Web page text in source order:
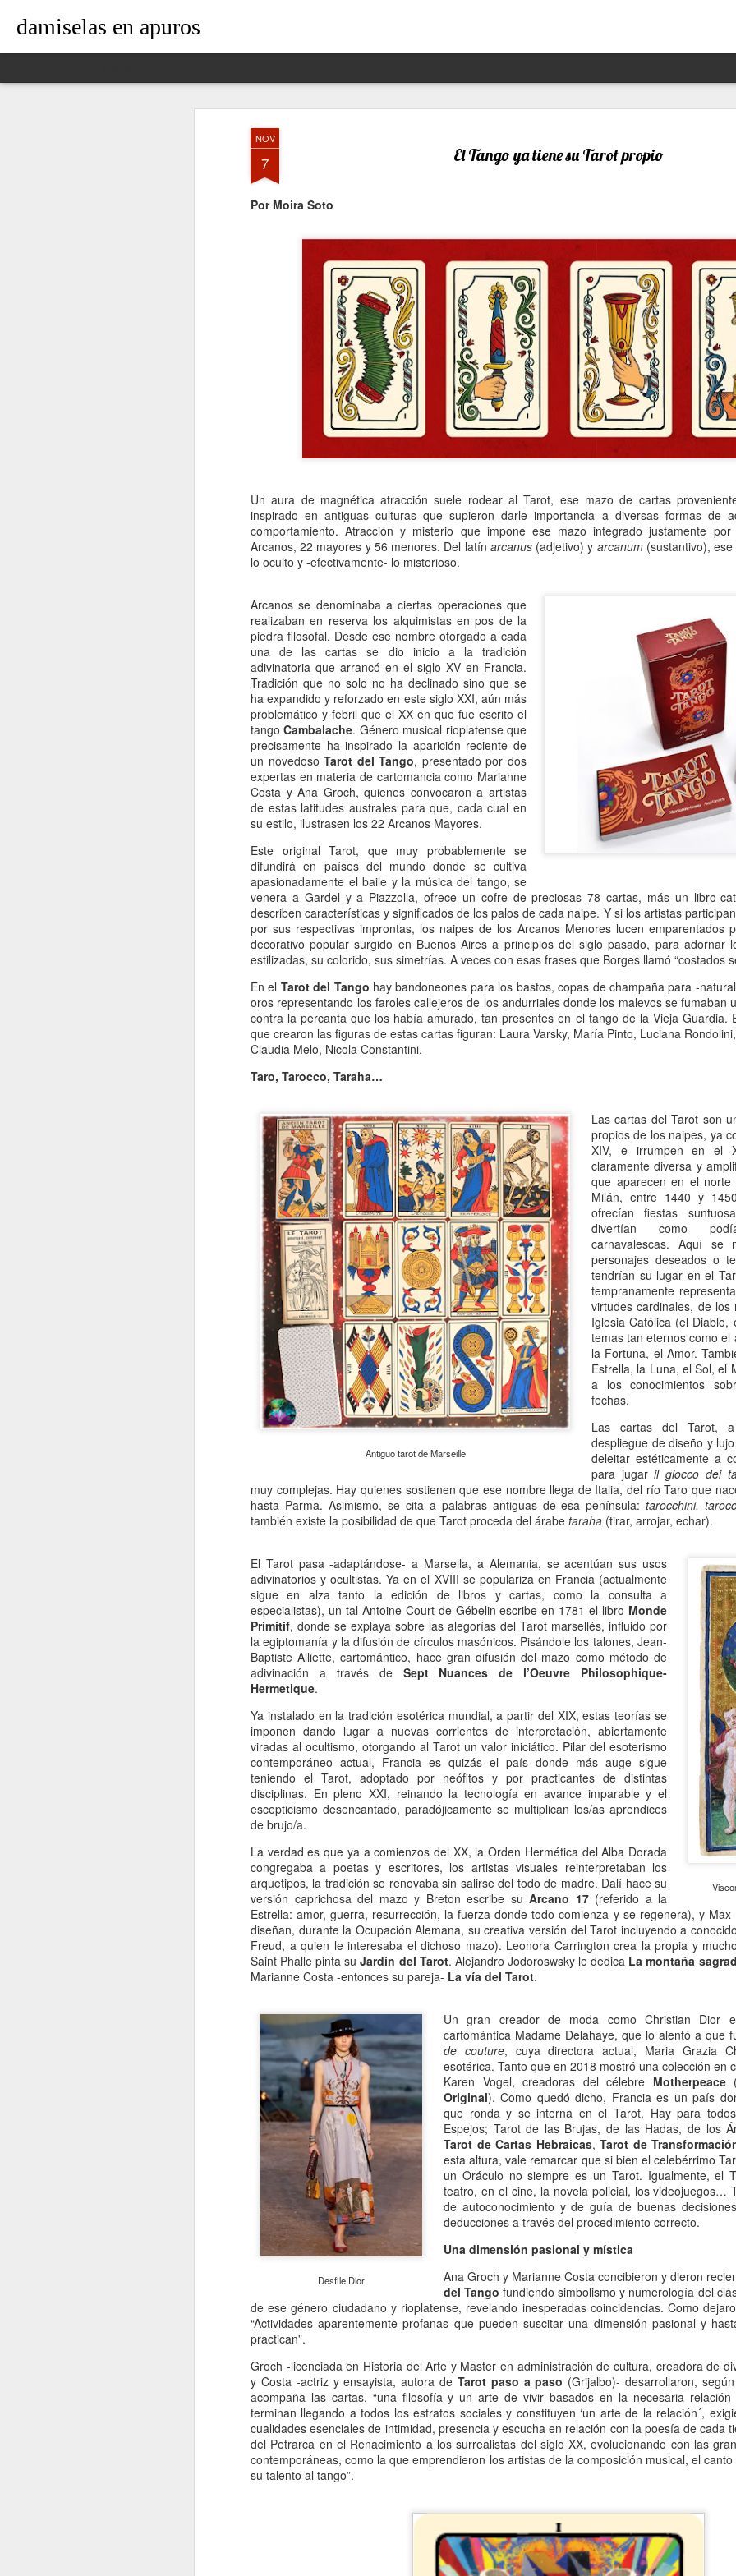
NOV
7 El Tango ya tiene su Tarot propio
Por Moira Soto
Un aura de magnética atracción suele rodear al Tarot, ese mazo de cartas
inspirado en antiguas culturas que supieron darle importancia a diversas formas de
comportamiento. Atracción y misterio que impone ese mazo integrado justamente
Arcanos, 22 mayores y 56 menores. Del latín arcanus (adjetivo) y arcanum(sustantivo), ese
lo oculto y -efectivamente- lo misterioso.
Arcanos se denominaba a ciertas operaciones que
realizaban en reserva los alquimistas en pos de la
piedra filosofal. Desde ese nombre otorgado a cada
una de las cartas se dio inicio a la tradición
adivinatoria que arrancó en el siglo XV en Francia.
Tradición que no solo no ha declinado sino que se
ha expandido y reforzado en este siglo XXI, aún más
problemático y febril que el XX en que fue escrito el
tangoCambalache. Género musical rioplatense que
precisamente ha inspirado la aparición reciente de
un novedosoTarot del Tango, presentado por dos
expertas en materia de cartomancia como Marianne
Costa y Ana Groch, quienes convocaron a artistas
de estas latitudes australes para que, cada cual en
su estilo, ilustrasen los 22 Arcanos Mayores.
Este original Tarot, que muy probablemente se
difundirá en países del mundo donde se cultiva
apasionadamente el baile y la música del tango, se
venera a Gardel y a Piazzolla, ofrece un cofre de preciosas 78 cartas, más un libro-
describen características y significados de los palos de cada naipe. Y si los artistas
por sus respectivas improntas, los naipes de los Arcanos Menores lucen emparentados
decorativo popular surgido en Buenos Aires a principios del siglo pasado, para adornar
estilizadas, su colorido, sus simetrías. A veces con esas frases que Borges llamó “costados
En el Tarot del Tango hay bandoneones para los bastos, copas de champaña para -
oros representando los faroles callejeros de los andurriales donde los malevos se fumaban
contra la percanta que los había amurado, tan presentes en el tango de la Vieja Guardia.
que crearon las figuras de estas cartas figuran: Laura Varsky, María Pinto, Luciana
Claudia Melo, Nicola Constantini.
Taro, Tarocco, Taraha…
Antiguo tarot de Marseille
Las cartas del Tarot son
propios de los naipes, ya
XIV, e irrumpen en el
claramente diversa y
que aparecen en el
Milán, entre 1440 y
ofrecían fiestas
divertían como
carnavalescas. Aquí se
personajes deseados o
tendrían su lugar en el
tempranamente
virtudes cardinales, de
Iglesia Católica (el Diablo,
temas tan eternos como
la Fortuna, el Amor.
Estrella, la Luna, el Sol, el
a los conocimientos
fechas.
Las cartas del Tarot,
despliegue de diseño y
deleitar estéticamente a
para jugaril giocco dei
muy complejas. Hay quienes sostienen que ese nombre llega de Italia, del río Taro que
hasta Parma. Asimismo, se cita a palabras antiguas de esa península:tarocchini,
también existe la posibilidad de que Tarot proceda del árabe taraha (tirar, arrojar, echar).
El Tarot pasa -adaptándose- a Marsella, a Alemania, se acentúan sus usos
adivinatorios y ocultistas. Ya en el XVIII se populariza en Francia (actualmente
sigue en alza tanto la edición de libros y cartas, como la consulta a
especialistas), un tal Antoine Court de Gébelin escribe en 1781 el libro Monde
Primitif, donde se explaya sobre las alegorías del Tarot marsellés, influido por
la egiptomanía y la difusión de círculos masónicos. Pisándole los talones, Jean-
Baptiste Alliette, cartomántico, hace gran difusión del mazo como método de
adivinación a través de Sept Nuances de l’Oeuvre Philosophique-
Hermetique.
Ya instalado en la tradición esotérica mundial, a partir del XIX, estas teorías se
imponen dando lugar a nuevas corrientes de interpretación, abiertamente
viradas al ocultismo, otorgando al Tarot un valor iniciático. Pilar del esoterismo
contemporáneo actual, Francia es quizás el país donde más auge sigue
teniendo el Tarot, adoptado por neófitos y por practicantes de distintas
disciplinas. En pleno XXI, reinando la tecnología en avance imparable y el
escepticismo desencantado, paradójicamente se multiplican los/as aprendices
de brujo/a.
La verdad es que ya a comienzos del XX, la Orden Hermética del Alba Dorada
congregaba a poetas y escritores, los artistas visuales reinterpretaban los
arquetipos, la tradición se renovaba sin salirse del todo de madre. Dalí hace su
versión caprichosa del mazo y Breton escribe su Arcano 17(referido a la
Estrella: amor, guerra, resurrección, la fuerza donde todo comienza y se regenera), y
diseñan, durante la Ocupación Alemana, su creativa versión del Tarot incluyendo a
Freud, a quien le interesaba el dichoso mazo). Leonora Carrington crea la propia y
Saint Phalle pinta suJardín del Tarot. Alejandro Jodoroswsky le dedica La montaña
Marianne Costa -entonces su pareja- La vía del Tarot.
Desfile Dior
Un gran creador de moda como Christian Dior
cartomántica Madame Delahaye, que lo alentó a que
de couture, cuya directora actual, Maria Grazia
esotérica. Tanto que en 2018 mostró una colección en
Karen Vogel, creadoras del célebre Motherpeace(
Original). Como quedó dicho, Francia es un país
que ronda y se interna en el Tarot. Hay para
Espejos; Tarot de las Brujas, de las Hadas, de los
Tarot de Cartas Hebraicas, Tarot de
esta altura, vale remarcar que si bien el celebérrimo
un Oráculo no siempre es un Tarot. Igualmente, el
teatro, en el cine, la novela policial, los videojuegos…
de autoconocimiento y de guía de buenas
deducciones a través del procedimiento correcto.
Una dimensión pasional y mística
Ana Groch y Marianne Costa concibieron y dieron
del Tango fundiendo simbolismo y numerología del
de ese género ciudadano y rioplatense, revelando inesperadas coincidencias. Como
“Actividades aparentemente profanas que pueden suscitar una dimensión pasional y
practican”.
Groch -licenciada en Historia del Arte y Master en administración de cultura, creadora de
y Costa -actriz y ensayista, autora de Tarot paso a paso (Grijalbo)- desarrollaron,
acompaña las cartas, “una filosofía y un arte de vivir basados en la necesaria
terminan llegando a todos los estratos sociales y constituyen ‘un arte de la relación´,
cualidades esenciales de intimidad, presencia y escucha en relación con la poesía de cada
del Petrarca en el Renacimiento a los surrealistas del siglo XX, evolucionando con las
contemporáneas, como la que emprendieron los artistas de la composición musical, el
su talento al tango”.
damiselas en apuros
13
un afortunado encuentro
Arendt (1906- 1975) resuena con desgraciada vigencia
21, en estos precisos momentos de amenaza a las
de hechos de ilegalidad y crueldad crecientes por parte
grandes potencias, de gobiernos talibanes, de un avance
de la ultraderecha más reaccionaria, caprichosa y
Arendt, de cuya muerte a los 69 se cumplieron 50 años
diciembre pasado, fue una pensadora alemana -de
original, audaz, a contracorriente, inconformista, libre de
atadura, que no le temió a la polémica.
Retorno ilusionado a
Carmen Martín Gaite
Por Cecilia Sorrentino
“Una vuelve siempre a los viejos
sitios donde amó la vida”, canta
Chavela. Y aunque su amigo de
Úbeda la contradiga en otra
canción: “al lugar donde has sido
feliz no debieras tratar de volver”,
yo regreso a Nubosidad variable,
la novela de Carmen Martín Gaite,
veinte años después.
recupere aquel estado de
deslumbramiento pero también
podrían suscitarse otros nuevos.
Será un reencuentro con mis
marcas y subrayados.
JAN
13
Escribir contra toda
adversidad (estrepitosa)
Por Teresa Donato
Cuando estudiaba en la facultad,
preparando el examen de
etnografía -el más difícil de la
carrera-, hubo un día que, entre
fichas, fotocopias, libros, café,
puchos y la Olivetti portátil
celeste, me dije: “Esto es lo que
quiero hacer toda la vida”.
Mientras estaba leyendo y
escribiendo en silencio encerrada
pasaban. Me veo tal cual, como si
estuviera viviéndolo ahora.
Marta Lubos (16/8/1943-
27/3/2026): Retrato de
una mujer en armonía
Hace 10 años, ella fue la "chica
de tapa" de Damiselas: una
denominación que seguramente le
habría dado risa a Marta Lubos,
toda presunción y más bien
renuente a dar entrevistas. Pero
en esta ocasión,
afortunadamente, se avino a
responder, afable y espontánea,
tema-, siempre yendo al punto,
sin el menor rodeo. Así, fueron
apareciendo la pianista, la
escultora, la cocinera que brinda
JAN
13
Damiselas Nº 1, a modo de editorial
Allá por las postrimerías del año 2012 se publicó la primera
edición de Damiselas en apuros, precedida del siguiente introito:
Lo primero que hay que saber es que una damisela no es ni una dama
ni una damita (dicho esto siguiendo las instrucciones de T.S. Eliot para
saber diferenciar un gato de un perro).
JAN
mundo de quienes la siguen queriendo y admirando se detuvo,
entre el shock y un enorme desconsuelo. Tan adorable y honesta como
persona, tan excelente y angelada como actriz, tan amorosa y atenta
en su maternidad elegida y conquistada palmo a palmo... Cómo no
pensar en su queridísimo hijo adoptivo Osqui Ferrero, que resultó,
jovencísimo, una notable revelación como actor en Más bello que la
muerte (2022).
JAN
13
Mi Rob Reiner privado
Por Moira Soto
Narrador de varios cuentos románticos fílmicos para gente adulta,
persona muy querida en la farándula hollywoodense y más allá,
comprometido activista del partido demócrata, Rob Reiner -como es
muy sabido por la difusión que tuvo la noticia- fue víctima de la muerte
más horrible que pudiera tener alguien de sus quilates. Una jugarreta
malvada del destino que, en general -salvo a individuos desalmados
como el “presidente” actual de los Estados Unidos-, costó asumir.
JAN Mi padre lee
A Ciro Ramón Eyras, 1932-2019
Detrás de la ventana, junto al fuego, mi padre lee.
Si pienso en él, lo veo así, leyendo, la cabeza gris detrás del vidrio. Es
una visión fugaz, apenas un segundo, la de mi padre, sentado de
espaldas, en su casita de fin de semana, en un barrio cerrado de la
zona Sur.
JAN
13
Al fin sola y, a la vez, tan bien acompañada
Por Guadalupe Treibel
filósofa fuera de serie Hannah Arendt, y esa frase es la llave que cierra
el recorrido de Enfin seule (“Por fin sola”), libro de la periodista y
podcaster Lauren Bastide que acaba de editarse en Francia con muy
favorable acogida.
Por Caro Alfonso
Hace un año, Mona me salvó la vida. Llegué a la casa de mi hermana
después de manejar muchas horas escuchando la misma lista de
temas desde que salí de mi casa.
13
La lectora de la lectora
Por Cecilia Sorrentino
A veces, la lectora regresa a libros entrañables que leyó hace tiempo.
Esta tarde le gustaría volver a Virginia Woolf.
Toma un libro al azar y lo abre. Inmediatamente reconoce el cuarto.
Recorre algunas líneas…
Virginia no está en su escritorio. Junto a la ventana, el pequeño sillón
concentra la última luz que llega del jardín. Virginia lee. Algunas tardes
lee, entre el té y la cena.
JAN
13
¿Broncearse? ¡Un quemo!
Por Guadalupe Treibel
Me entero tarde -por puro despiste- y siento la obligación moral de
forma segura de quedar color canela: el bronceado saludable no existe.
Es un oxímoron, un verso. Resulta que eso que llamamos “colorcito”
es, en términos médicos, la respuesta a un daño: la piel produce
melanina para defenderse porque la radiación ya empezó a dañar el
JAN
13
Volante, hormonas y burocracia
Por Mariela Sexer
Manejar es algo que me enorgullece, creo que lo hago muy bien y
disfruto mucho la libertad, la independencia y el poder que me da
hacerlo.
muy significativa la diferencia de licencias de conducir otorgadas según
el género en Argentina.
En Argentina, la conducción continúa siendo una actividad